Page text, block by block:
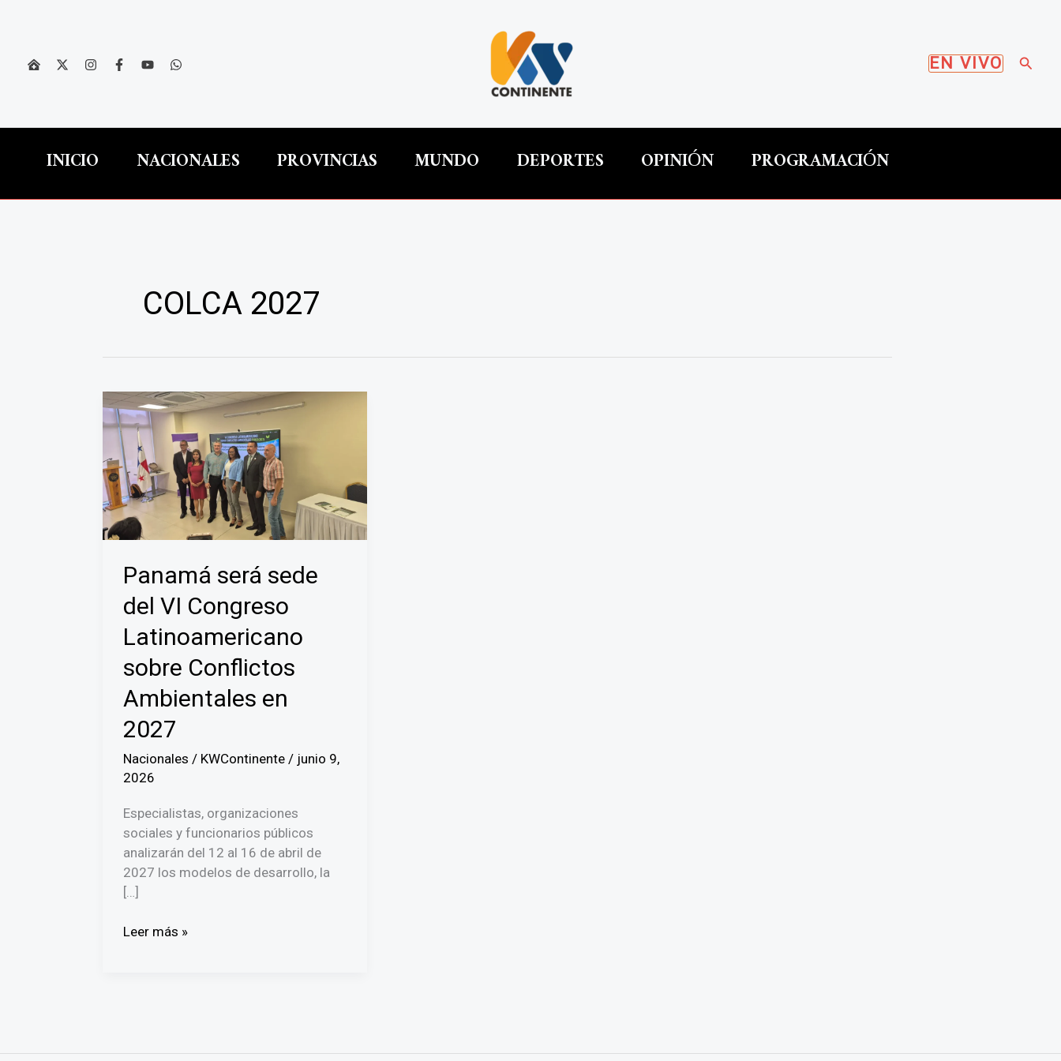
EN VIVO
INICIO NACIONALES PROVINCIAS MUNDO DEPORTES OPINIÓN PROGRAMACIÓN
COLCA 2027
Panamá será sede
del VI Congreso
Latinoamericano
sobre Conflictos
Ambientales en
2027
Nacionales / KWContinente / junio 9,
2026
Especialistas, organizaciones
sociales y funcionarios públicos
analizarán del 12 al 16 de abril de
2027 los modelos de desarrollo, la
[…]
Panamá
Latinoamericano
Leer más »